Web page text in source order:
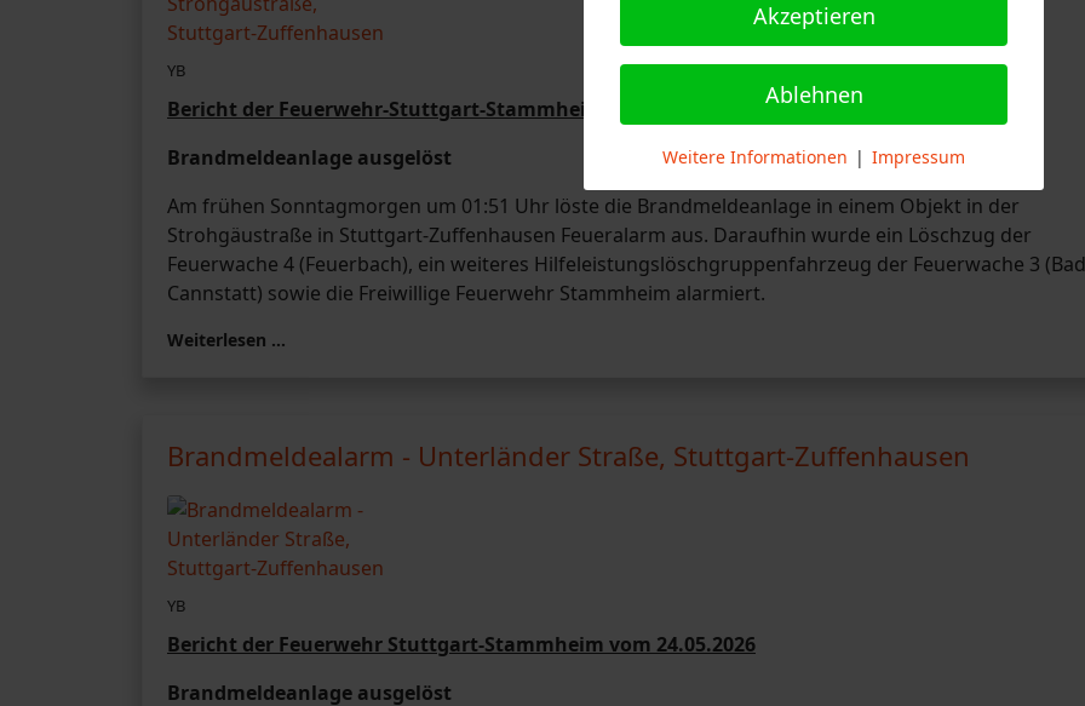
YB
Bericht der Feuerwehr-Stuttgart-Stammheim vom 31.05.2026
Brandmeldeanlage ausgelöst
Am frühen Sonntagmorgen um 01:51 Uhr löste die Brandmeldeanlage in einem Objekt in der
Strohgäustraße in Stuttgart-Zuffenhausen Feueralarm aus. Daraufhin wurde ein Löschzug der
Feuerwache 4 (Feuerbach), ein weiteres Hilfeleistungslöschgruppenfahrzeug der Feuerwache 3
Cannstatt) sowie die Freiwillige Feuerwehr Stammheim alarmiert.
Weiterlesen …
Brandmeldealarm - Unterländer Straße, Stuttgart-Zuffenhausen
YB
Bericht der Feuerwehr Stuttgart-Stammheim vom 24.05.2026
Brandmeldeanlage ausgelöst
Akzeptieren
Ablehnen
Weitere Informationen | Impressum